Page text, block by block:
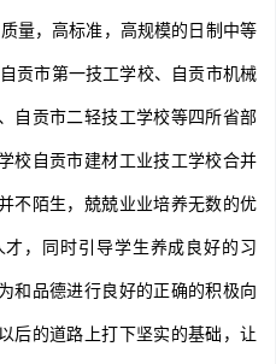
，高标准，高规模的日制中等
贡市第一技工学校、自贡市机械
自贡市二轻技工学校等四所省部
校自贡市建材工业技工学校合并
不陌生，兢兢业业培养无数的优
，同时引导学生养成良好的习
和品德进行良好的正确的积极向
后的道路上打下坚实的基础，让